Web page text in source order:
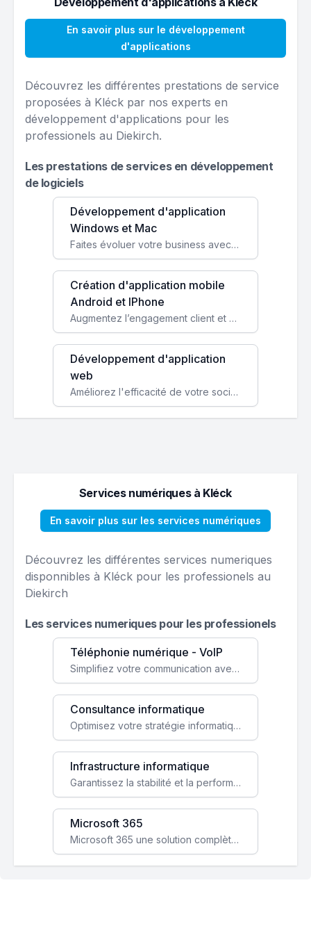
En savoir plus sur le développement
d'applications
Découvrez les différentes prestations de service
proposées à Kléck par nos experts en
développement d'applications pour les
professionels au Diekirch.
Les prestations de services en développement
de logiciels
Développement d'application
Windows et Mac
Faites évoluer votre business avec des solutions logicielles personnalisées, parfaitement adaptées à vos besoins spécifiques.
Création d'application mobile
Android et IPhone
Augmentez l’engagement client et simplifiez vos processus avec une application mobile sur mesure, disponible sur iOS et Android.
Développement d'application
web
Améliorez l'efficacité de votre société avec une application web personnalisée accessible partout et tout le temps.
Services numériques à Kléck
En savoir plus sur les services numériques
Découvrez les différentes services numeriques
disponnibles à Kléck pour les professionels au
Diekirch
Les services numeriques pour les professionels
Téléphonie numérique - VoIP
Simplifiez votre communication avec une solution VoIP flexible, économique et adaptée à vos besoins professionnels.
Consultance informatique
Optimisez votre stratégie informatique avec l'expertise de nos consultants pour améliorer votre efficacité et sécurité.
Infrastructure informatique
Garantissez la stabilité et la performance de votre entreprise avec une infrastructure IT sécurisée et évolutive.
Microsoft 365
Microsoft 365 une solution complète qui booste votre productivité, renforce la sécurité de vos données et facilite la collaboration.